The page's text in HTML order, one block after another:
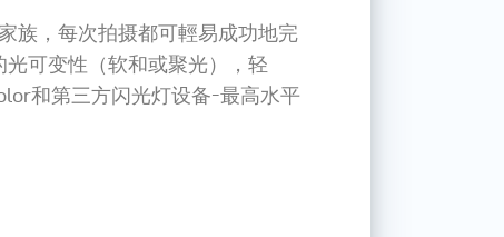
族，每次拍摄都可輕易成功地完
光可变性（软和或聚光），轻
和第三方闪光灯设备-最高水平